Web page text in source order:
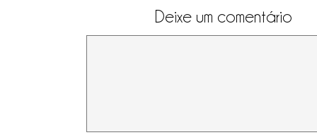
Deixe um comentário